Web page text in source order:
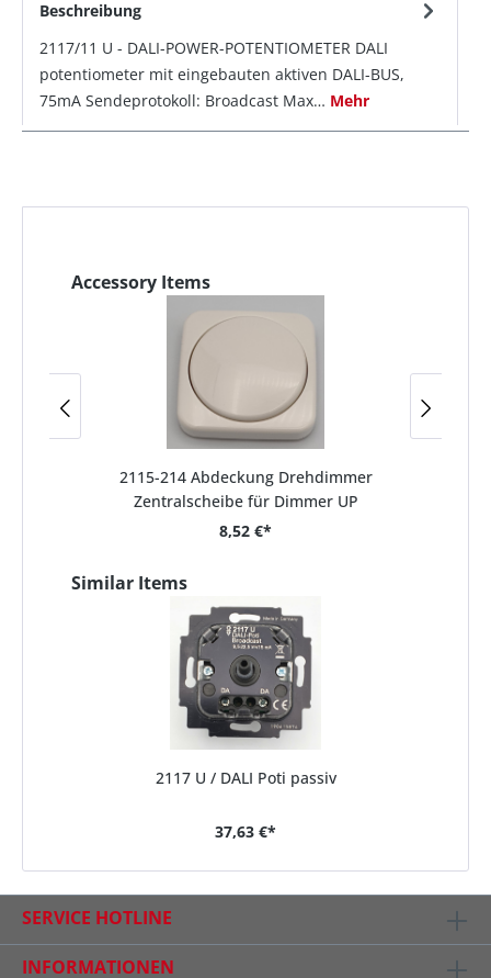
Beschreibung
2117/11 U - DALI-POWER-POTENTIOMETER DALI
potentiometer mit eingebauten aktiven DALI-BUS,
75mA Sendeprotokoll: Broadcast Max… Mehr
Accessory Items
2115-214 Abdeckung Drehdimmer
Zentralscheibe für Dimmer UP
8,52 €*
Similar Items
2117 U / DALI Poti passiv
37,63 €*
SERVICE HOTLINE
INFORMATIONEN